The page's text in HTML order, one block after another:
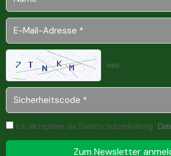
neu
Ich akzeptiere die Datenschutzerklärung.
Zum Newsletter